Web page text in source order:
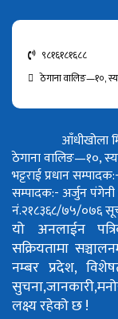
९८१६१८१६८८
ठेगाना वालिङ—१०,
आँधीखोला
ठेगाना वालिङ—१०,
भट्टराईप्रधान
सम्पादक:- अर्जुन पंगेनी
नं.२१८३६८/७५/०७६
यो अनलाईन
सक्रियतामा
नम्बर प्रदेश,
लक्ष्य रहेको छ !